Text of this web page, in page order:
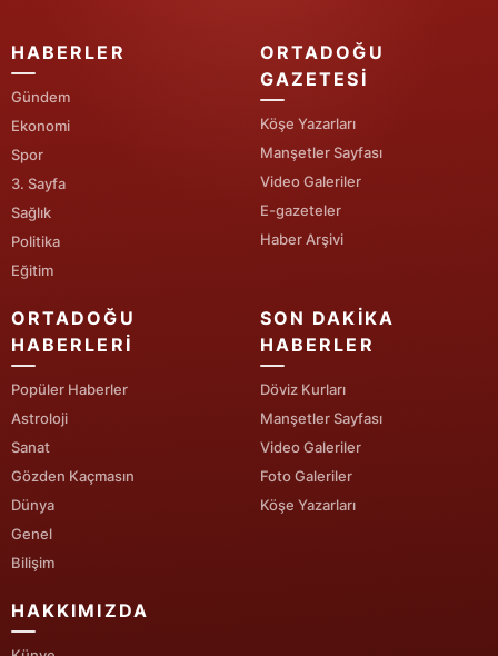
Şanlıurfa
Uşak
Zonguldak
Bayburt
Karaman
Kırıkkale
Batman
Şırnak
HABERLER
Gündem
Ekonomi
Spor
3. Sayfa
Sağlık
Politika
Eğitim
ORTADOĞU
GAZETESI
Köşe Yazarları
Manşetler Sayfası
Video Galeriler
E-gazeteler
Haber Arşivi
ORTADOĞU
HABERLERI
Popüler Haberler
Astroloji
Sanat
Gözden Kaçmasın
Dünya
Genel
Bilişim
SON DAKIKA
HABERLER
Döviz Kurları
Manşetler Sayfası
Video Galeriler
Foto Galeriler
Köşe Yazarları
HAKKIMIZDA